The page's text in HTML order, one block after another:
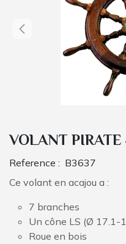
VOLANT
Reference : B3637
Ce volant en acajou a :
7 branches
Un cône LS (Ø 17.1-
Roue en bois